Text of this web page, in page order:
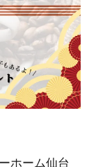
ホーム仙台